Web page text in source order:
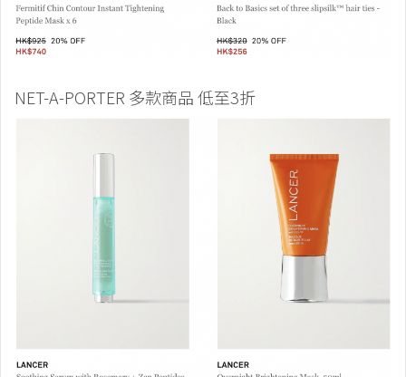
NET-A-PORTER 多款商品 低至3折